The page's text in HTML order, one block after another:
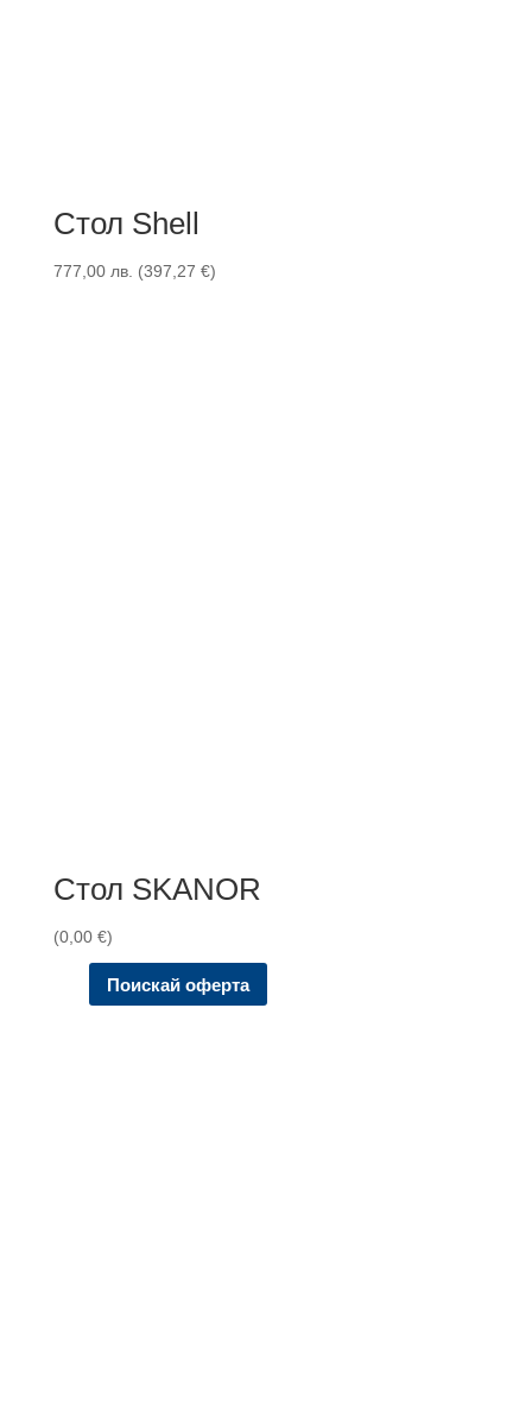
Стол Shell
777,00 лв. (397,27 €)
Стол SKANOR
(0,00 €)
Поискай оферта